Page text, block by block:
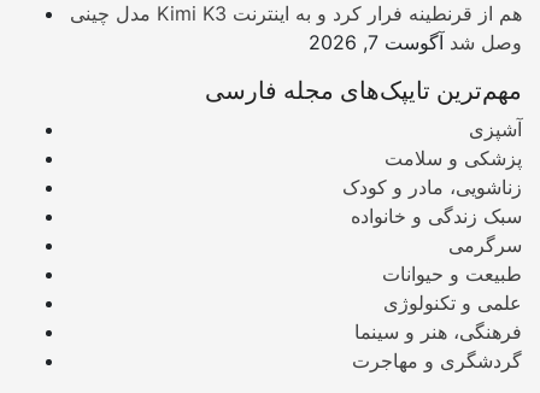
مدل چینی Kimi K3 هم از قرنطینه فرار کرد و به اینترنت
وصل شد آگوست 7, 2026
مهم‌ترین تایپک‌های مجله فارسی
آشپزی
پزشکی و سلامت
زناشویی، مادر و کودک
سبک زندگی و خانواده
سرگرمی
طبیعت و حیوانات
علمی و تکنولوژی
فرهنگی، هنر و سینما
گردشگری و مهاجرت